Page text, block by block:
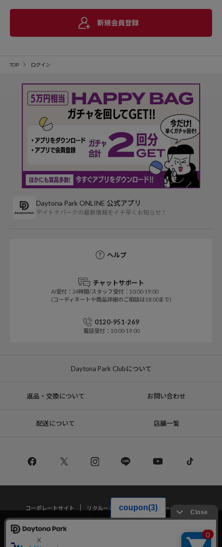
新規会員登録
TOP ログイン
Daytona Park ONLINE 公式アプリ
デイトナパークの最新情報をイチ早くお知らせ！
ヘルプ
チャットサポート
AI受付：24時間/スタッフ受付：10:00-19:00
(コーディネートや商品詳細のご相談は18:00まで)
0120-951-269
電話受付：10:00-19:00
Daytona Park Clubについて
返品・交換について お問い合わせ
配送について 店舗一覧
コーポレートサイト リクルート
サステナブルマークについて
プライバシーポリシー
特定商取引法・古物営業法に基づく表記
当サイトでは利用体験の向上およびコンテンツの最適な提供、トラフィック
の分析を目的としてCookieを使用しています。